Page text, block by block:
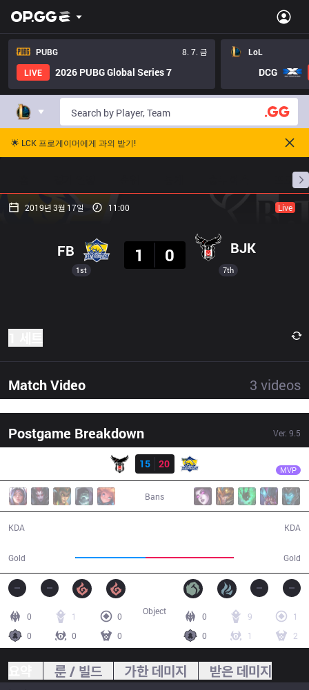
PUBG
8. 7. 금
LIVE
2026 PUBG Global Series 7
LoL
DCG
🌟 LCK 프로게이머에게 과외 받기!
프로빌
2019년 3월 17일 11:00 Live
1st
FB
1
0 BJK
7th
Match Video 3 videos
Postgame Breakdown Ver. 9.5
15
20 MVP
Bans
KDA
Gold Gold
KDA
0 1
0
0
0 0
0 9
1
0
1 2
Object
룬 / 빌드 가한 데미지 받은 데미지